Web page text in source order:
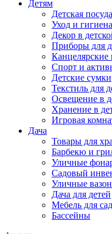
Детям
Детская посуда
Уход и гигиена
Декор в
Приборы для
Канцелярские
Спорт и
Детские сумки
Текстиль для
Освещение в
Хранение в
Игровая
Дача
Товары для
Барбекю и
Уличные
Садовый
Уличные
Дача для детей
Мебель для
Бассейны